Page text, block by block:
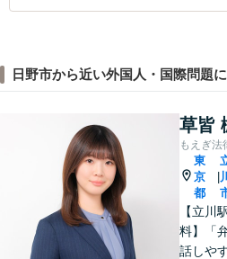
日野市から近い外国人・国際問題
草皆
もえぎ法
東
京
都
川
【立川
料】「
話しや